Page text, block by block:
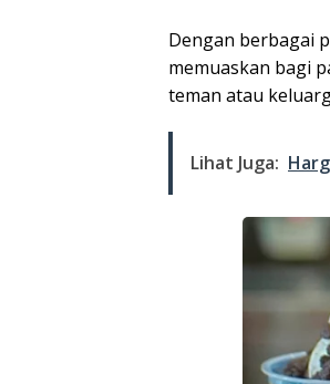
Dengan berbagai
memuaskan bagi
teman atau
Lihat Juga: